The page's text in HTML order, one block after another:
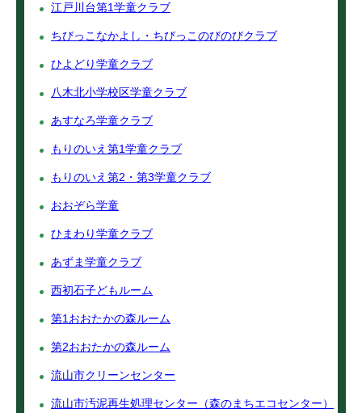
江戸川台第1学童クラブ
ちびっこなかよし・ちびっこのびのびクラブ
ひよどり学童クラブ
八木北小学校区学童クラブ
あすなろ学童クラブ
もりのいえ第1学童クラブ
もりのいえ第2・第3学童クラブ
おおぞら学童
ひまわり学童クラブ
あずま学童クラブ
西初石子どもルーム
第1おおたかの森ルーム
第2おおたかの森ルーム
流山市クリーンセンター
流山市汚泥再生処理センター（森のまちエコセンター）